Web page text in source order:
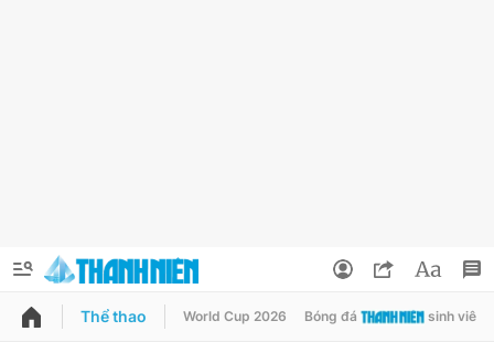
QUẢNG CÁO ĐẶT BÁO
Thể thao World Cup 2026 Bóng đá sinh viên